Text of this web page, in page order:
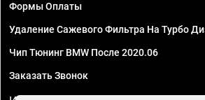
Формы Оплаты
Удаление Сажевого Фильтра На Турбо
Чип Тюнинг BMW После 2020.06
Заказать Звонок